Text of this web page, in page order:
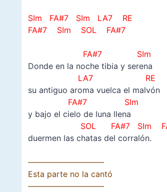
SIm FA#7 SIm
LA7 RE
FA#7 SIm SOL FA#7
FA#7 SIm
Donde en la noche tibia y serena
LA7 RE
su antiguo aroma vuelca el malvón
FA#7 SIm
y bajo el cielo de luna llena
SOL FA#7 SIm
duermen las chatas del corralón.
—————————–
Esta parte no la cantó
—————————–